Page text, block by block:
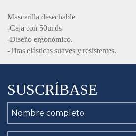
Mascarilla desechable
-Caja con 50unds
-Diseño ergonómico.
-Tiras elásticas suaves y resistentes.
SUSCRÍBASE